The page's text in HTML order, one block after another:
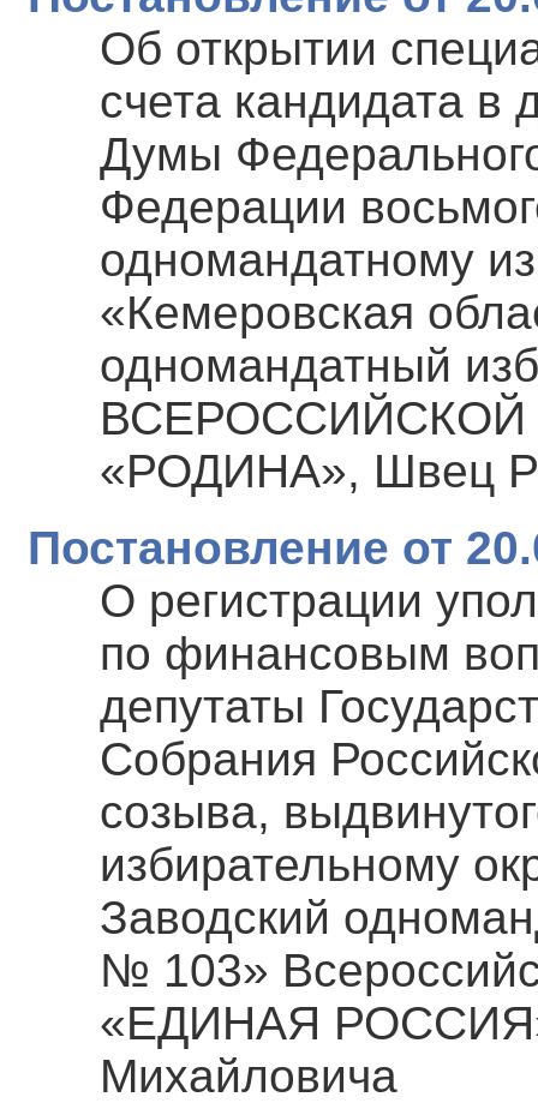
Об открытии
счета кандидата в
Думы
Федерации
одномандатному
«Кемеровская
одномандатный
«РОДИНА», Швец
Постановление от
О регистрации
по финансовым
депутаты
Собрания
созыва,
избирательному
Заводский
№ 103»
«ЕДИНАЯ
Михайловича